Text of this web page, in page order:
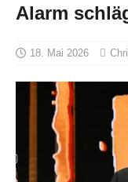
Alarm
18. Mai 2026